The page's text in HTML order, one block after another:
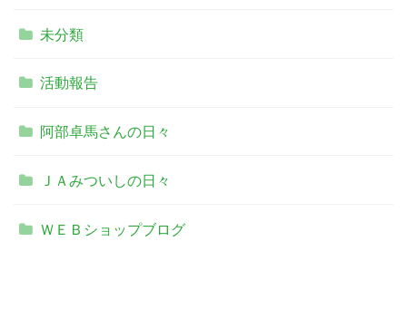
未分類
活動報告
阿部卓馬さんの日々
ＪＡみついしの日々
ＷＥＢショップブログ